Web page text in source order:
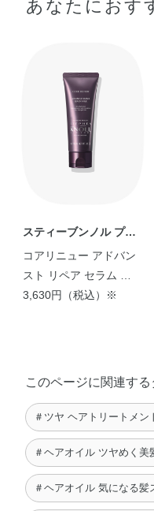
「縮毛矯正するほどでは
ないけど、真っ直ぐ …
あなたにおす
スティーブンノル プロ
フェッショナル
コアリニュー アドバン
スト リペア セラム ミ
ルク
3,630円（税込）※
このページに関連する
＃ツヤ ヘアトリートメン
＃ヘアオイル ツヤめく美
＃ヘアオイル 気になる髪